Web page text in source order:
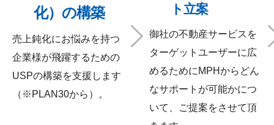
化）の構築
売上鈍化にお悩みを持つ
企業様が飛躍するための
USPの構築を支援します
（※PLAN30から）。
ト 立案
御社の不動産サービスを
ターゲットユーザーに広
めるためにMPHからどん
なサポートが可能かにつ
いて、ご提案をさせて頂